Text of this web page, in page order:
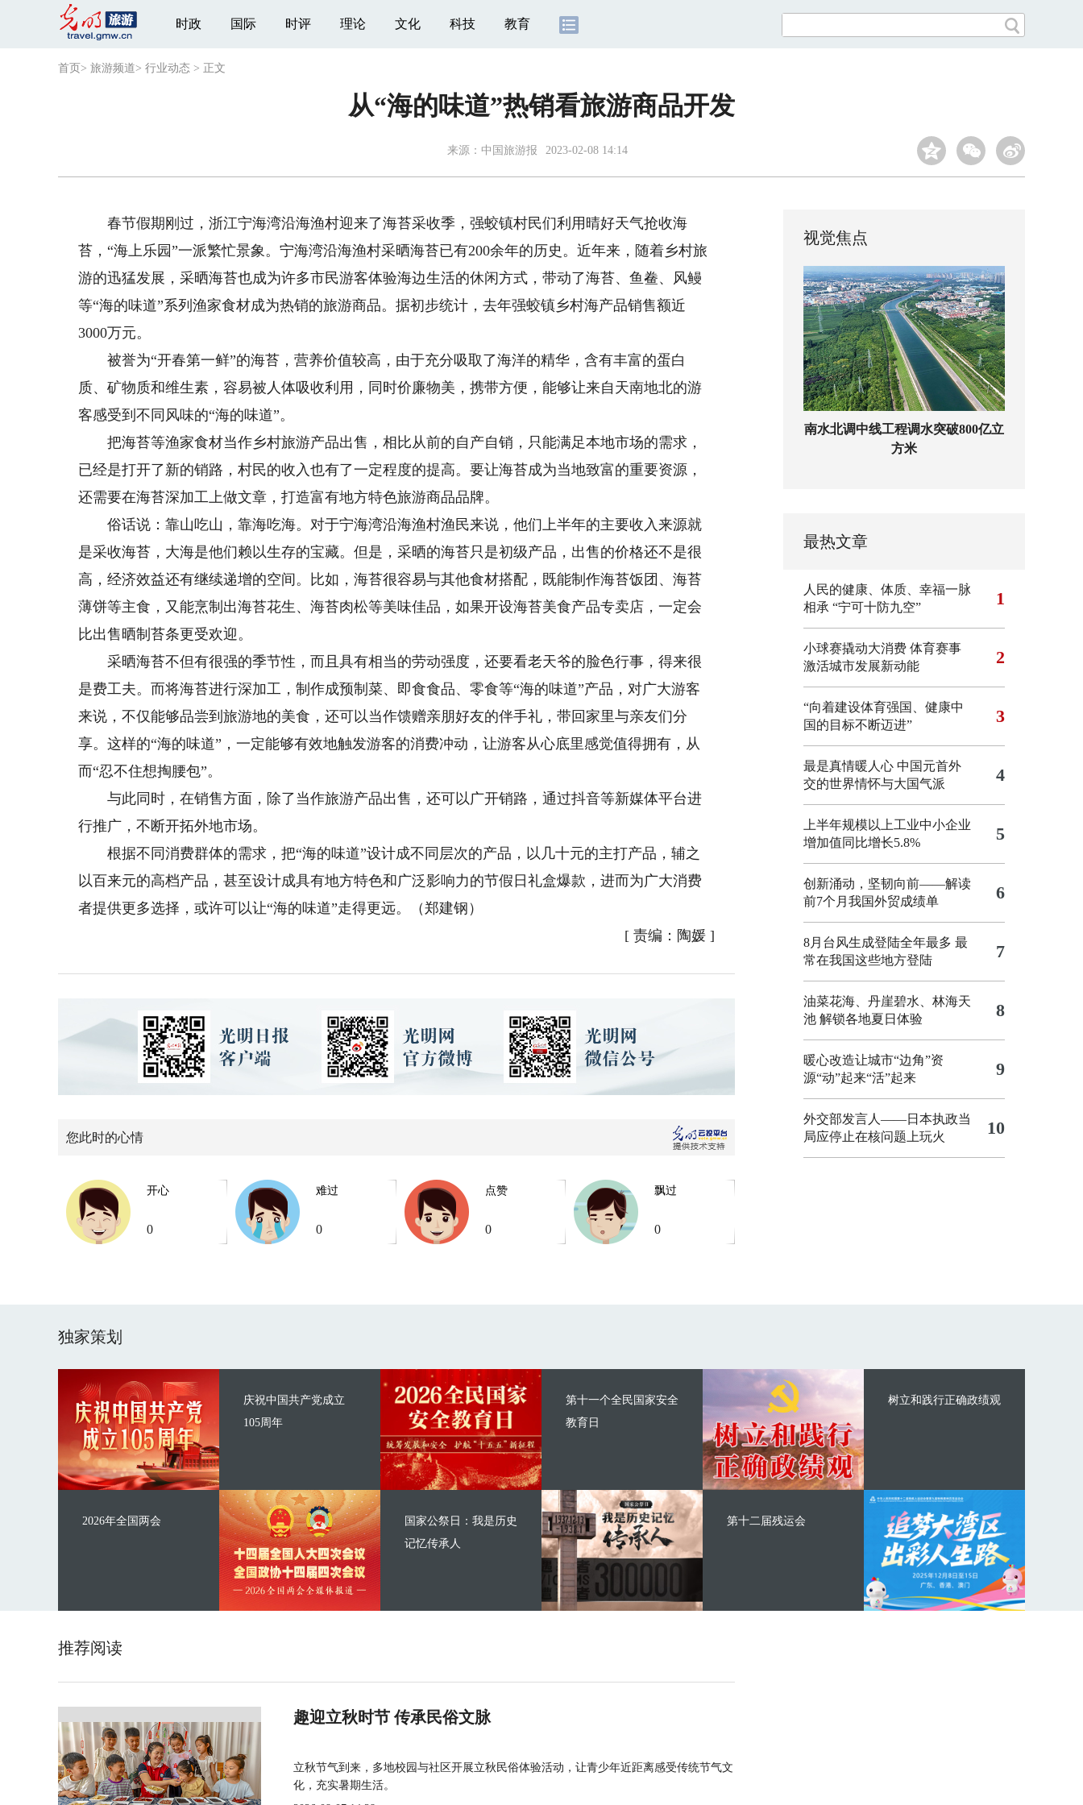
时政 国际 时评 理论 文化 科技 教育
首页 > 旅游频道> 行业动态 > 正文
从“海的味道”热销看旅游商品开发
来源： 中国旅游报 2023-02-08 14:14
春节假期刚过，浙江宁海湾沿海渔村迎来了海苔采收季，强蛟镇村民们利用晴好天气抢收海
苔，“海上乐园”一派繁忙景象。宁海湾沿海渔村采晒海苔已有200余年的历史。近年来，随着乡村旅
游的迅猛发展，采晒海苔也成为许多市民游客体验海边生活的休闲方式，带动了海苔、鱼鲞、风鳗
等“海的味道”系列渔家食材成为热销的旅游商品。据初步统计，去年强蛟镇乡村海产品销售额近
3000万元。
被誉为“开春第一鲜”的海苔，营养价值较高，由于充分吸取了海洋的精华，含有丰富的蛋白
质、矿物质和维生素，容易被人体吸收利用，同时价廉物美，携带方便，能够让来自天南地北的游
客感受到不同风味的“海的味道”。
把海苔等渔家食材当作乡村旅游产品出售，相比从前的自产自销，只能满足本地市场的需求，
已经是打开了新的销路，村民的收入也有了一定程度的提高。要让海苔成为当地致富的重要资源，
还需要在海苔深加工上做文章，打造富有地方特色旅游商品品牌。
俗话说：靠山吃山，靠海吃海。对于宁海湾沿海渔村渔民来说，他们上半年的主要收入来源就
是采收海苔，大海是他们赖以生存的宝藏。但是，采晒的海苔只是初级产品，出售的价格还不是很
高，经济效益还有继续递增的空间。比如，海苔很容易与其他食材搭配，既能制作海苔饭团、海苔
薄饼等主食，又能烹制出海苔花生、海苔肉松等美味佳品，如果开设海苔美食产品专卖店，一定会
比出售晒制苔条更受欢迎。
采晒海苔不但有很强的季节性，而且具有相当的劳动强度，还要看老天爷的脸色行事，得来很
是费工夫。而将海苔进行深加工，制作成预制菜、即食食品、零食等“海的味道”产品，对广大游客
来说，不仅能够品尝到旅游地的美食，还可以当作馈赠亲朋好友的伴手礼，带回家里与亲友们分
享。这样的“海的味道”，一定能够有效地触发游客的消费冲动，让游客从心底里感觉值得拥有，从
而“忍不住想掏腰包”。
与此同时，在销售方面，除了当作旅游产品出售，还可以广开销路，通过抖音等新媒体平台进
行推广，不断开拓外地市场。
根据不同消费群体的需求，把“海的味道”设计成不同层次的产品，以几十元的主打产品，辅之
以百来元的高档产品，甚至设计成具有地方特色和广泛影响力的节假日礼盒爆款，进而为广大消费
者提供更多选择，或许可以让“海的味道”走得更远。（郑建钢）
[ 责编：陶媛]
您此时的心情
开心
0
难过
0
点赞
0
飘过
0
视觉焦点
南水北调中线工程调水突破800亿立
方米
最热文章
人民的健康、体质、幸福一脉
相承 “宁可十防九空” 1
小球赛撬动大消费 体育赛事
激活城市发展新动能
2
“向着建设体育强国、健康中
国的目标不断迈进”
3
最是真情暖人心 中国元首外
交的世界情怀与大国气派
4
上半年规模以上工业中小企业
增加值同比增长5.8%
5
创新涌动，坚韧向前——解读
前7个月我国外贸成绩单
6
8月台风生成登陆全年最多 最
常在我国这些地方登陆
7
油菜花海、丹崖碧水、林海天
池 解锁各地夏日体验
8
暖心改造让城市“边角”资
源“动”起来“活”起来
9
外交部发言人——日本执政当
局应停止在核问题上玩火
10
独家策划
庆祝中国共产党成立
105周年
2026年全国两会
第十一个全民国家安全
教育日
国家公祭日：我是历史
记忆传承人
树立和践行正确政绩观
第十二届残运会
推荐阅读
趣迎立秋时节 传承民俗文脉
立秋节气到来，多地校园与社区开展立秋民俗体验活动，让青少年近距离感受传统节气文
化，充实暑期生活。